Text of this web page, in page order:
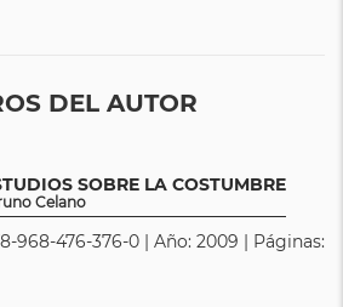
DEL AUTOR
SOBRE LA COSTUMBRE
Celano
968-476-376-0 | Año: 2009 | Páginas: